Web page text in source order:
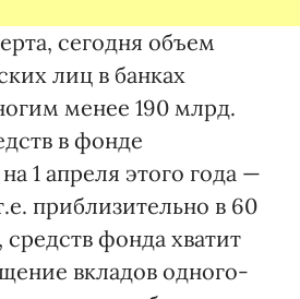
сегодня объем
лиц в банках
менее 190 млрд.
в фонде
1 апреля этого года —
приблизительно в 60
фонда хватит
вкладов одного-